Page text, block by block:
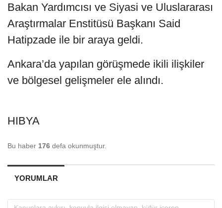
Bakan Yardımcısı ve Siyasi ve Uluslararası
Araştırmalar Enstitüsü Başkanı Said
Hatipzade ile bir araya geldi.
Ankara’da yapılan görüşmede ikili ilişkiler
ve bölgesel gelişmeler ele alındı.
HIBYA
Bu haber 176 defa okunmuştur.
YORUMLAR